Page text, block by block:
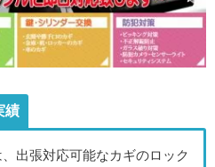
績
出張対応可能なカギのロック